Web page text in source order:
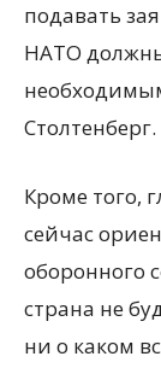
подавать
НАТО
Столтенберг.
Кроме того,
сейчас
оборонного
страна не
ни о каком